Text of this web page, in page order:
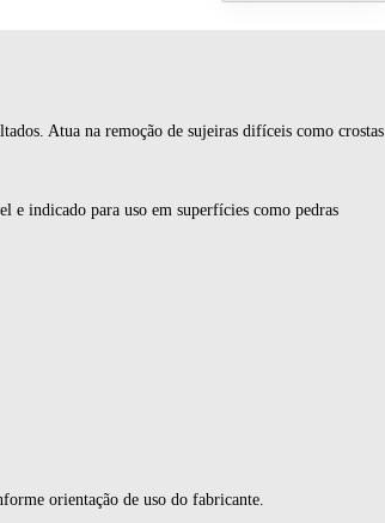
Atua na remoção de sujeiras difíceis como crostas
indicado para uso em superfícies como pedras
orientação de uso do fabricante.